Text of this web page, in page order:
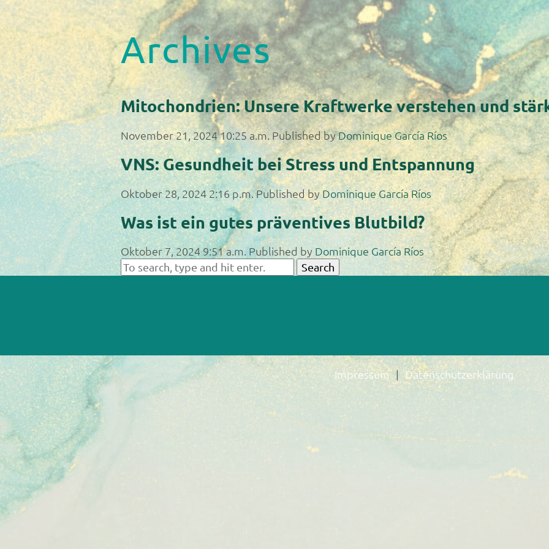
Archives
Mitochondrien: Unsere Kraftwerke verstehen und
November 21, 2024 10:25 a.m. Published byDominique García Ríos
VNS: Gesundheit bei Stress und Entspannung
Oktober 28, 2024 2:16 p.m.Published byDominique García Ríos
Was ist ein gutes präventives Blutbild?
Oktober 7, 2024 9:51 a.m. Published by Dominique García Ríos
Search
Impressum Datenschutzerklärung